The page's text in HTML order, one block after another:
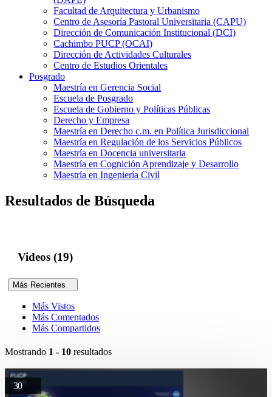
Facultad de Arquitectura y Urbanismo
Centro de Asesoría Pastoral Universitaria (CAPU)
Dirección de Comunicación Institucional (DCI)
Cachimbo PUCP (OCAI)
Dirección de Actividades Culturales
Centro de Estudios Orientales
Posgrado
Maestría en Gerencia Social
Escuela de Posgrado
Escuela de Gobierno y Políticas Públicas
Derecho y Empresa
Maestría en Derecho c.m. en Política Jurisdiccional
Maestría en Regulación de los Servicios Públicos
Maestría en Docencia universitaria
Maestría en Cognición Aprendizaje y Desarrollo
Maestría en Ingeniería Civil
Resultados de Búsqueda
Videos (19)
Más Recientes
Más Vistos
Más Comentados
Más Compartidos
Mostrando 1 - 10 resultados
30